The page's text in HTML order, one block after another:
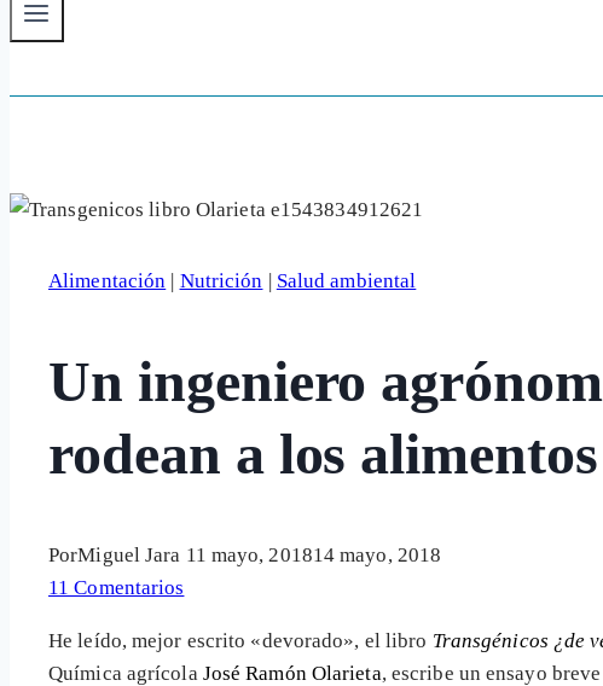
Alimentación | Nutrición | Salud ambiental
Un ingeniero
rodean a los
PorMiguel Jara 11 mayo, 201814 mayo, 2018
11 Comentarios
He leído, mejor escrito «devorado», el libro Transgénicos ¿de
Química agrícola José Ramón Olarieta, escribe un ensayo